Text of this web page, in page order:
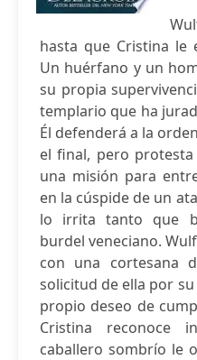
hasta que Cristina le
Un huérfano y un
su propia
templario que ha
Él defenderá a la
el final, pero
una misión para
en la cúspide de un
lo irrita tanto que
burdel veneciano.
con una cortesana
solicitud de ella por
propio deseo de
Cristina reconoce
caballero sombrío le